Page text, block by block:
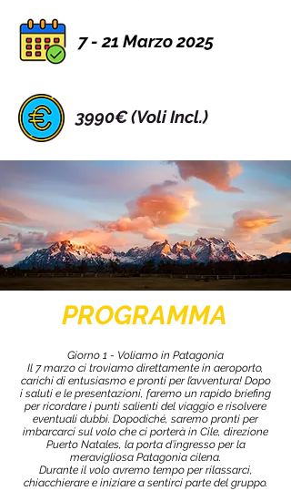
7 - 21 Marzo 2025
3990€ (Voli Incl.)
PROGRAMMA
Giorno 1 - Voliamo in Patagonia
Il 7 marzo ci troviamo direttamente in aeroporto,
carichi di entusiasmo e pronti per l’avventura! Dopo
i saluti e le presentazioni, faremo un rapido briefing
per ricordare i punti salienti del viaggio e risolvere
eventuali dubbi. Dopodiché, saremo pronti per
imbarcarci sul volo che ci porterà in Cile, direzione
Puerto Natales, la porta d’ingresso per la
meravigliosa Patagonia cilena.
Durante il volo avremo tempo per rilassarci,
chiacchierare e iniziare a sentirci parte del gruppo.